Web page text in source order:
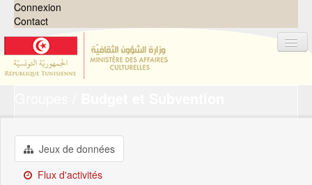
Connexion
Contact
Groupes
Demandes
Jeux de données
Flux d'activités